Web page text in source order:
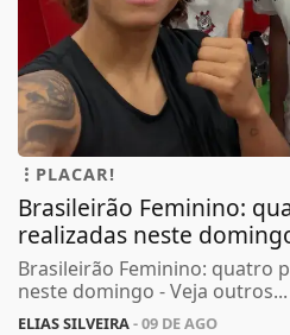
PLACAR!
Brasileirão Feminino:
realizadas neste
Brasileirão Feminino: quatro
neste domingo - Veja outros...
ELIAS SILVEIRA- 09 DE AGO